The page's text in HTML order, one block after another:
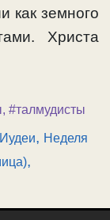
как земного
Христа
, #талмудисты
Иудеи, Неделя
,